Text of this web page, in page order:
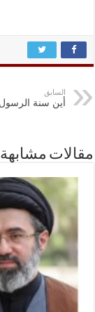
السابق
أين سنة الرسول
مقالات مشابهة